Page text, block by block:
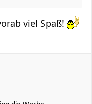
viel Spaß!